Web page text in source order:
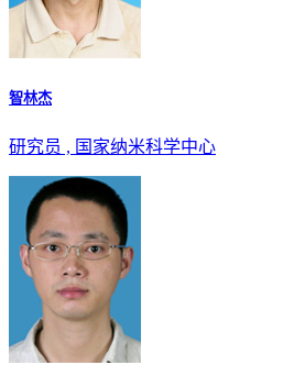
智林杰
研究员 , 国家纳米科学中心